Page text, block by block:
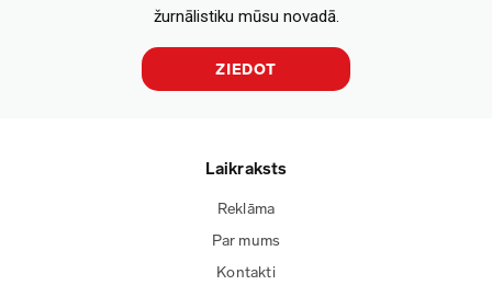
žurnālistiku mūsu novadā.
ZIEDOT
Laikraksts
Reklāma
Par mums
Kontakti